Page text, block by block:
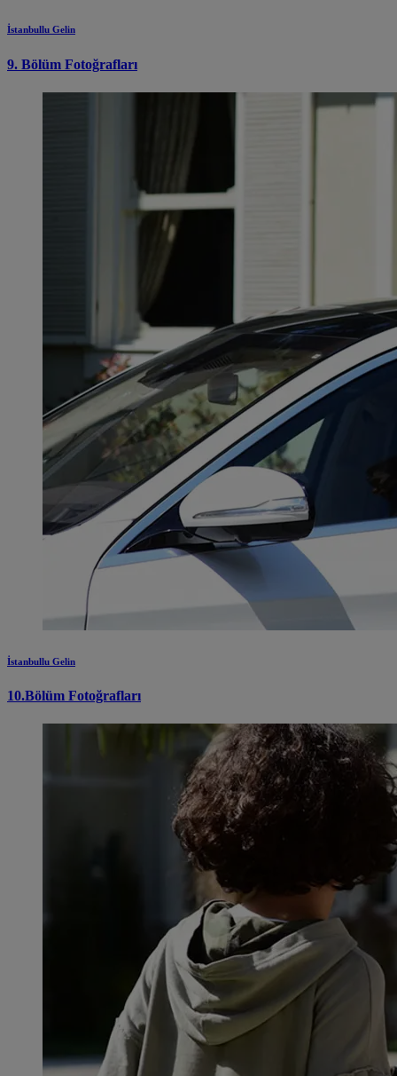
İstanbullu Gelin
9. Bölüm Fotoğrafları
İstanbullu Gelin
10.Bölüm Fotoğrafları